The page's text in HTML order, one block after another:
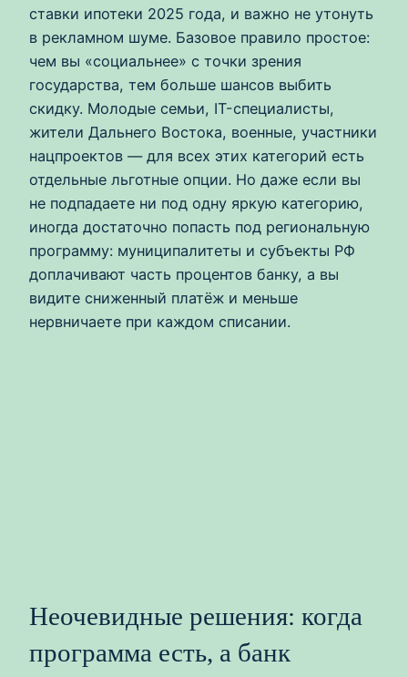
ставки ипотеки 2025 года, и важно не утонуть
в рекламном шуме. Базовое правило простое:
чем вы «социальнее» с точки зрения
государства, тем больше шансов выбить
скидку. Молодые семьи, IT-специалисты,
жители Дальнего Востока, военные, участники
нацпроектов — для всех этих категорий есть
отдельные льготные опции. Но даже если вы
не подпадаете ни под одну яркую категорию,
иногда достаточно попасть под региональную
программу: муниципалитеты и субъекты РФ
доплачивают часть процентов банку, а вы
видите сниженный платёж и меньше
нервничаете при каждом списании.
Неочевидные решения: когда
программа есть, а банк